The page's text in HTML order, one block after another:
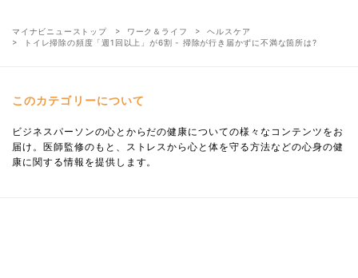
マイナビニューストップ ワーク＆ライフ
ヘルスケア
トイレ掃除の頻度「週1回以上」が6割 - 掃除が行き届かずに不満な箇所は?
このカテゴリーについて
ビジネスパーソンの心とからだの健康についての様々なコンテンツをお
届け。医師監修のもと、ストレスから心と体を守る方法などの心身の健
康に関する情報を提供します。